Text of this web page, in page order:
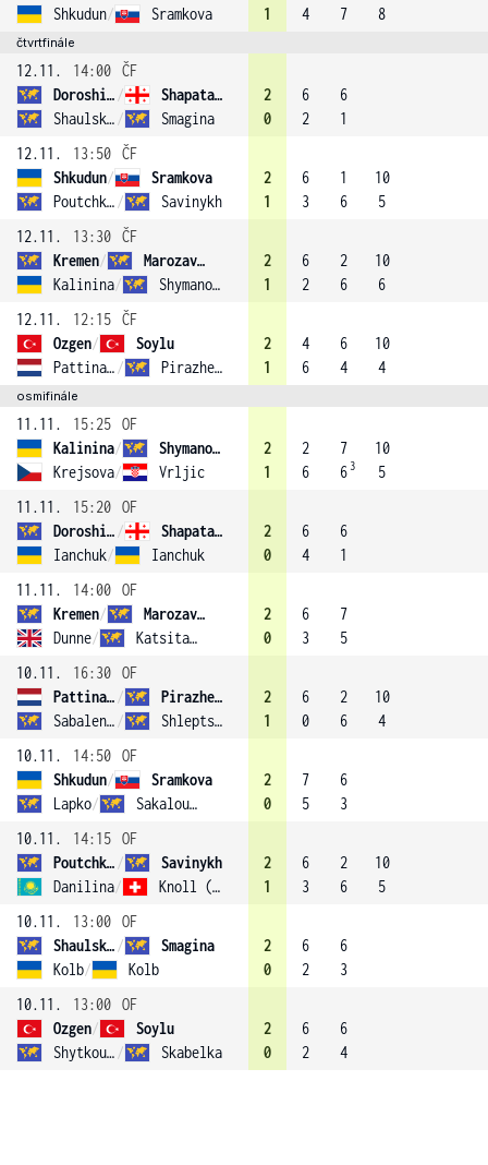
Shkudun/ Sramkova
1
4
7
8
čtvrtfinále
12.11. 14:00 ČF
Doroshina /
Shapatava (3)
Shaulskaya / Smagina
2
0
6
2
6
1
12.11.
13:50 ČF
Shkudun/
Sramkova
Poutchkova / Savinykh
2
1
6
3
1
6
10
5
12.11.
13:30 ČF
Kremen/
Marozava (2)
Kalinina/ Shymanovich
2
1
6
2
2
6
10
6
12.11.
12:15 ČF
Ozgen/
Soylu
Pattinama Kerkhove / Pirazhenka (4)
2
1
4
6
6
4
10
4
osmifinále
11.11. 15:25 OF
Kalinina/
Shymanovich
Krejsova/ Vrljic
2
1
2
6
7
6 3
10
5
11.11.
15:20 OF
Doroshina /
Shapatava (3)
Ianchuk/ Ianchuk
2
0
6
4
6
1
11.11.
14:00 OF
Kremen/
Marozava (2)
Dunne/ Katsitadze
2
0
6
3
7
5
10.11.
16:30 OF
Pattinama Kerkhove /
Pirazhenka (4)
Sabalenka / Shleptsova
2
1
6
0
2
6
10
4
10.11.
14:50 OF
Shkudun/
Sramkova
Lapko/ Sakalouskaya
2
0
7
5
6
3
10.11.
14:15 OF
Poutchkova /
Savinykh
Danilina/ Knoll (1)
2
1
6
3
2
6
10
5
10.11.
13:00 OF
Shaulskaya /
Smagina
Kolb/ Kolb
2
0
6
2
6
3
10.11.
13:00 OF
Ozgen/
Soylu
Shytkouskaya / Skabelka
2
0
6
2
6
4